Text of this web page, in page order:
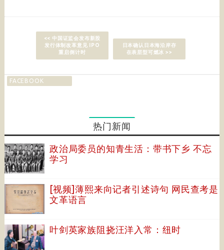
<< 中国证监会发布新股
发行体制改革意见 IPO
重启倒计时
日本确认日本海沿岸存
在表层型可燃冰 >>
FACEBOOK
热门新闻
政治局委员的知青生活：带书下乡 不忘
学习
[视频]薄熙来向记者引述诗句 网民查考是
文革语言
叶剑英家族阻挠汪洋入常：纽时